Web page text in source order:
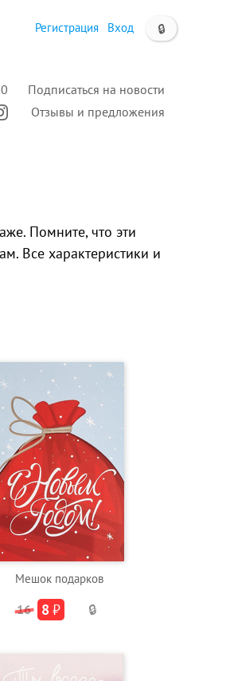
🔒
Регистрация Вход
Подписаться на новости
Отзывы и предложения
Помните, что эти
Все характеристики и
Мешок подарков
16 8 ₽ 🔒